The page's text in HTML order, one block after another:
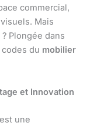
commercial,
Mais
Plongée dans
codes du mobilier
et Innovation
une